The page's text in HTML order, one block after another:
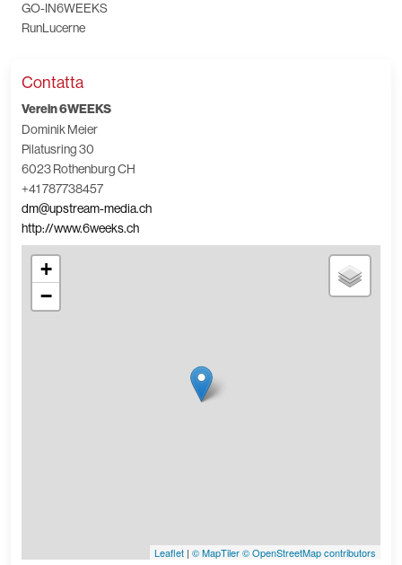
GO-IN6WEEKS
RunLucerne
Contatta
Verein 6WEEKS
Dominik Meier
Pilatusring 30
6023 Rothenburg CH
+41 787738457
dm@upstream-media.ch
http://www.6weeks.ch
+
−
Leaflet | © MapTiler© OpenStreetMap contributors